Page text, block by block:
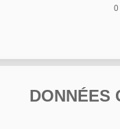
DONNÉES